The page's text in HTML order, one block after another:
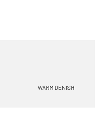
WARM DENISH